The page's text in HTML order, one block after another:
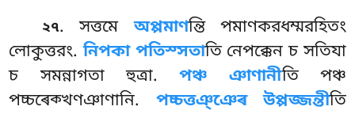
২৭. সত্তমেঅপ্পমাণন্তি পমাণকরধম্মরহিতং
লোকুত্তরং.নিপকা পতিস্সতাতি নেপক্কেন চ সতিযা
চ সমন্নাগতা হুত্ৰা.পঞ্চ ঞাণানীতি পঞ্চ
পচ্চৰেক্খণঞাণানি. পচ্চত্তঞ্ঞেৰ উপ্পজ্জন্তীতি